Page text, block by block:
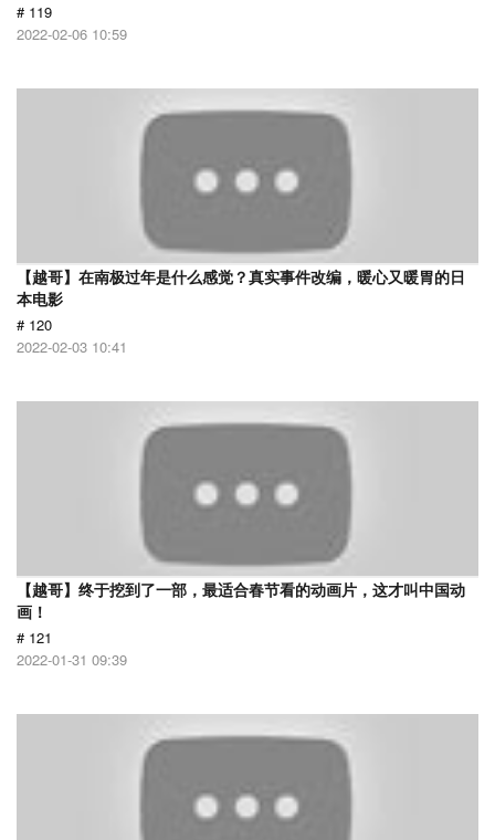
# 119
2022-02-06 10:59
【越哥】在南极过年是什么感觉？真实事件改编，暖心又暖胃的日
本电影
# 120
2022-02-03 10:41
【越哥】终于挖到了一部，最适合春节看的动画片，这才叫中国动
画！
# 121
2022-01-31 09:39